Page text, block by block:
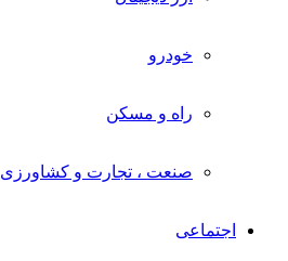
خودرو
راه و مسکن
صنعت ، تجارت و کشاورزی
اجتماعی